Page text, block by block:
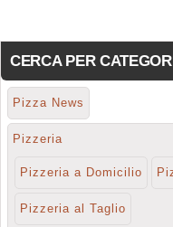
CERCA PER
Pizza News
Pizzeria
Pizzeria a Domicilio
Pizzeria al Taglio